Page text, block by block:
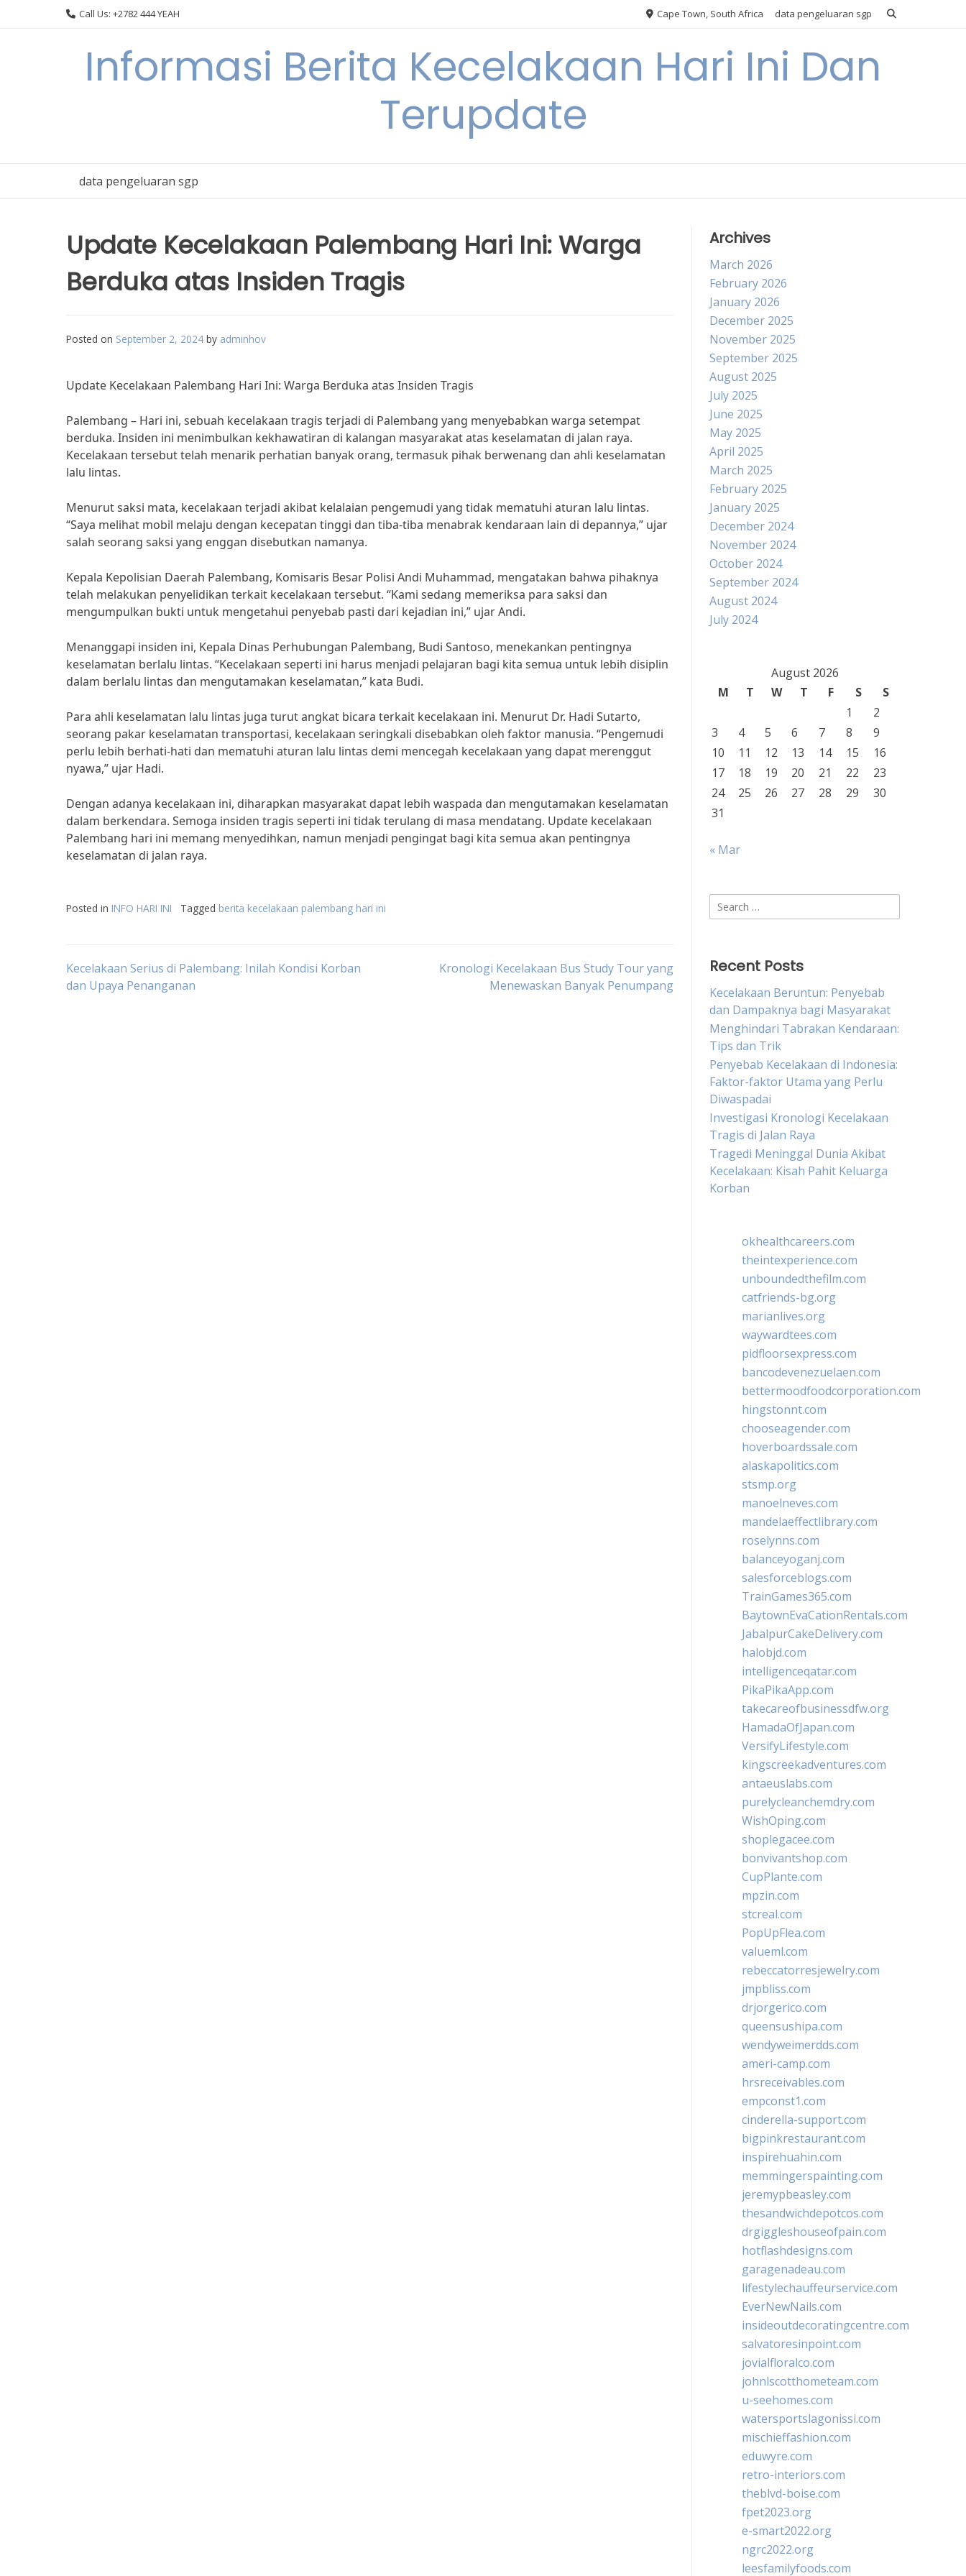
Call Us: +2782 444 YEAH Cape Town, South Africa data pengeluaran sgp
Informasi Berita Kecelakaan Hari Ini Dan
Terupdate
data pengeluaran sgp
Update Kecelakaan Palembang Hari Ini: Warga
Berduka atas Insiden Tragis
Posted on September 2, 2024 by adminhov
Update Kecelakaan Palembang Hari Ini: Warga Berduka atas Insiden Tragis
Palembang – Hari ini, sebuah kecelakaan tragis terjadi di Palembang yang menyebabkan warga setempat
berduka. Insiden ini menimbulkan kekhawatiran di kalangan masyarakat atas keselamatan di jalan raya.
Kecelakaan tersebut telah menarik perhatian banyak orang, termasuk pihak berwenang dan ahli keselamatan
lalu lintas.
Menurut saksi mata, kecelakaan terjadi akibat kelalaian pengemudi yang tidak mematuhi aturan lalu lintas.
“Saya melihat mobil melaju dengan kecepatan tinggi dan tiba-tiba menabrak kendaraan lain di depannya,” ujar
salah seorang saksi yang enggan disebutkan namanya.
Kepala Kepolisian Daerah Palembang, Komisaris Besar Polisi Andi Muhammad, mengatakan bahwa pihaknya
telah melakukan penyelidikan terkait kecelakaan tersebut. “Kami sedang memeriksa para saksi dan
mengumpulkan bukti untuk mengetahui penyebab pasti dari kejadian ini,” ujar Andi.
Menanggapi insiden ini, Kepala Dinas Perhubungan Palembang, Budi Santoso, menekankan pentingnya
keselamatan berlalu lintas. “Kecelakaan seperti ini harus menjadi pelajaran bagi kita semua untuk lebih disiplin
dalam berlalu lintas dan mengutamakan keselamatan,” kata Budi.
Para ahli keselamatan lalu lintas juga turut angkat bicara terkait kecelakaan ini. Menurut Dr. Hadi Sutarto,
seorang pakar keselamatan transportasi, kecelakaan seringkali disebabkan oleh faktor manusia. “Pengemudi
perlu lebih berhati-hati dan mematuhi aturan lalu lintas demi mencegah kecelakaan yang dapat merenggut
nyawa,” ujar Hadi.
Dengan adanya kecelakaan ini, diharapkan masyarakat dapat lebih waspada dan mengutamakan keselamatan
dalam berkendara. Semoga insiden tragis seperti ini tidak terulang di masa mendatang. Update kecelakaan
Palembang hari ini memang menyedihkan, namun menjadi pengingat bagi kita semua akan pentingnya
keselamatan di jalan raya.
Posted in INFO HARI INI Tagged berita kecelakaan palembang hari ini
Post
Kecelakaan Serius di Palembang: Inilah Kondisi Korban
dan Upaya Penanganan
Kronologi Kecelakaan Bus Study Tour yang
Menewaskan Banyak Penumpang
Archives
March 2026
February 2026
January 2026
December 2025
November 2025
September 2025
August 2025
July 2025
June 2025
May 2025
April 2025
March 2025
February 2025
January 2025
December 2024
November 2024
October 2024
September 2024
August 2024
July 2024
August 2026
M
T W T F S
S
1
2
3
4 5 6 7 8
9
10
11 12 13 14 15
16
17
18 19 20 21 22
23
24
25 26 27 28 29
30
31
« Mar
Search
for:
Recent Posts
Kecelakaan Beruntun: Penyebab
dan Dampaknya bagi Masyarakat
Menghindari Tabrakan Kendaraan:
Tips dan Trik
Penyebab Kecelakaan di Indonesia:
Faktor-faktor Utama yang Perlu
Diwaspadai
Investigasi Kronologi Kecelakaan
Tragis di Jalan Raya
Tragedi Meninggal Dunia Akibat
Kecelakaan: Kisah Pahit Keluarga
Korban
okhealthcareers.com
theintexperience.com
unboundedthefilm.com
catfriends-bg.org
marianlives.org
waywardtees.com
pidfloorsexpress.com
bancodevenezuelaen.com
bettermoodfoodcorporation.com
hingstonnt.com
chooseagender.com
hoverboardssale.com
alaskapolitics.com
stsmp.org
manoelneves.com
mandelaeffectlibrary.com
roselynns.com
balanceyoganj.com
salesforceblogs.com
TrainGames365.com
BaytownEvaCationRentals.com
JabalpurCakeDelivery.com
halobjd.com
intelligenceqatar.com
PikaPikaApp.com
takecareofbusinessdfw.org
HamadaOfJapan.com
VersifyLifestyle.com
kingscreekadventures.com
antaeuslabs.com
purelycleanchemdry.com
WishOping.com
shoplegacee.com
bonvivantshop.com
CupPlante.com
mpzin.com
stcreal.com
PopUpFlea.com
valueml.com
rebeccatorresjewelry.com
jmpbliss.com
drjorgerico.com
queensushipa.com
wendyweimerdds.com
ameri-camp.com
hrsreceivables.com
empconst1.com
cinderella-support.com
bigpinkrestaurant.com
inspirehuahin.com
memmingerspainting.com
jeremypbeasley.com
thesandwichdepotcos.com
drgiggleshouseofpain.com
hotflashdesigns.com
garagenadeau.com
lifestylechauffeurservice.com
EverNewNails.com
insideoutdecoratingcentre.com
salvatoresinpoint.com
jovialfloralco.com
johnlscotthometeam.com
u-seehomes.com
watersportslagonissi.com
mischieffashion.com
eduwyre.com
retro-interiors.com
theblvd-boise.com
fpet2023.org
e-smart2022.org
ngrc2022.org
leesfamilyfoods.com